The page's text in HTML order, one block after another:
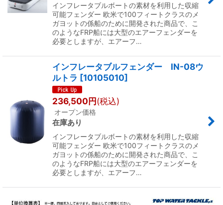
インフレータブルボートの素材を利用した収縮
可能フェンダー 欧米で100フィートクラスのメ
ガヨットの係船のために開発された商品で、こ
のようなFRP船には大型のエアーフェンダーを
必要としますが、エアーフ…
インフレータブルフェンダー IN-08ウ
ルトラ [10105010]
236,500円(税込)
オープン価格
在庫あり
インフレータブルボートの素材を利用した収縮
可能フェンダー 欧米で100フィートクラスのメ
ガヨットの係船のために開発された商品で、こ
のようなFRP船には大型のエアーフェンダーを
必要としますが、エアーフ…